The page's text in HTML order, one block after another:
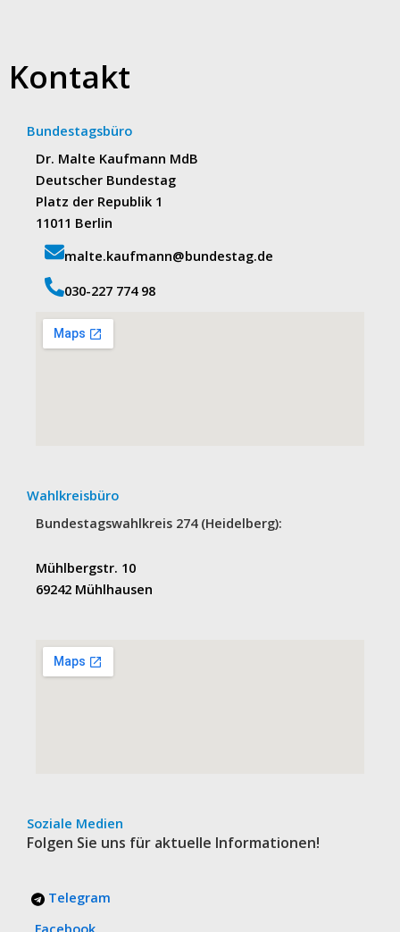
Kontakt
Bundestagsbüro
Dr. Malte Kaufmann MdB
Deutscher Bundestag
Platz der Republik 1
11011 Berlin
malte.kaufmann@bundestag.de
‭030-227 774 98‬
Wahlkreisbüro
Bundestagswahlkreis 274 (Heidelberg):
Mühlbergstr. 10
69242 Mühlhausen
Soziale Medien
Folgen Sie uns für aktuelle Informationen!
Telegram